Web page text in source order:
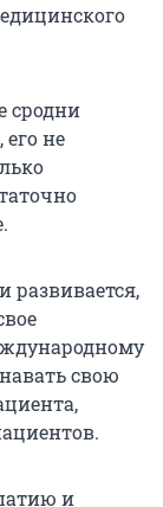
сродни
не
развивается,
свою
и